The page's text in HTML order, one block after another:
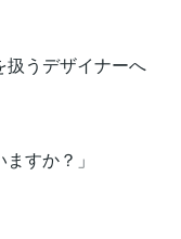
扱うデザイナーへ
すか？」